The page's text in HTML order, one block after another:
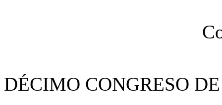
DÉCIMO CONGRESO